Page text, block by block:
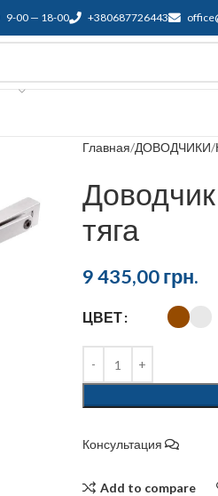
9-00 — 18-00 +380687726443
Главная ДОВОДЧИКИ
тяга
9 435,00грн.
ЦВЕТ
Консультация
Add to compare